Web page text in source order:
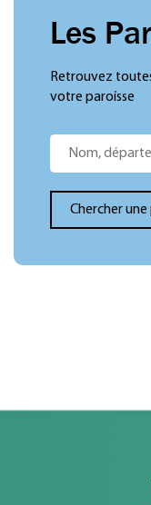
Les
Retrouvez
votre paroisse